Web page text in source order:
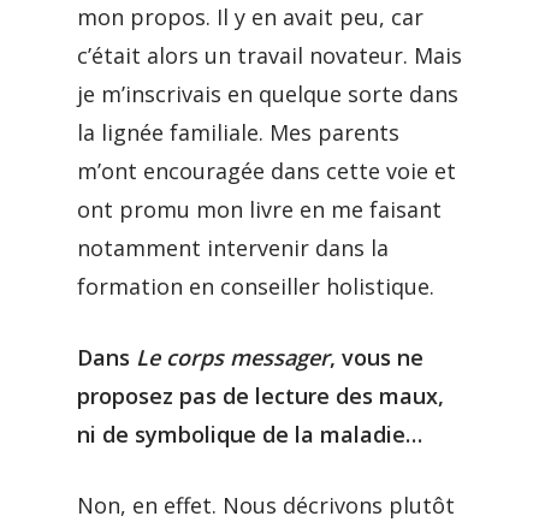
mon propos. Il y en avait peu, car
c’était alors un travail novateur. Mais
je m’inscrivais en quelque sorte dans
la lignée familiale. Mes parents
m’ont encouragée dans cette voie et
ont promu mon livre en me faisant
notamment intervenir dans la
formation en conseiller holistique.
Dans Le corps messager, vous ne
proposez pas de lecture des maux,
ni de symbolique de la maladie…
Non, en effet. Nous décrivons plutôt